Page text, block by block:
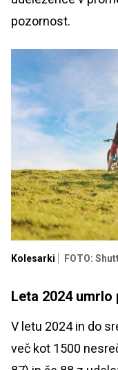
pozornost.
Kolesarki FOTO:
Leta 2024
V letu 2024 in do
več kot 1500